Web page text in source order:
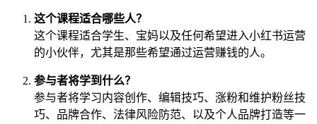
这个课程适合哪些人？
这个课程适合学生、宝妈以及任何希望进入小红书运营
的小伙伴，尤其是那些希望通过运营赚钱的人。
参与者将学到什么？
参与者将学习内容创作、编辑技巧、涨粉和维护粉丝技
巧、品牌合作、法律风险防范、以及个人品牌打造等一